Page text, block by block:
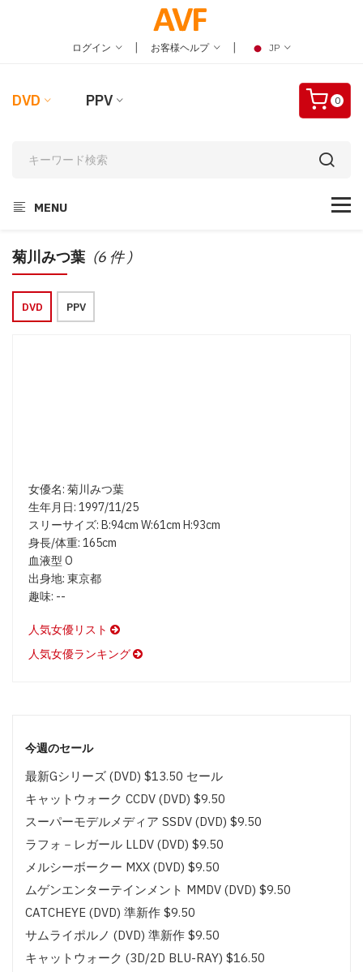
ログイン | お客様ヘルプ | JP
DVD PPV 0
MENU
菊川みつ葉 (6 件 )
DVD PPV
女優名: 菊川みつ葉
生年月日: 1997/11/25
スリーサイズ: B:94cm W:61cm H:93cm
身長/体重: 165cm
血液型 O
出身地: 東京都
趣味: --
人気女優リスト
人気女優ランキング
今週のセール
最新Gシリーズ (DVD) $13.50 セール
キャットウォーク CCDV (DVD) $9.50
スーパーモデルメディア SSDV (DVD) $9.50
ラフォ－レガール LLDV (DVD) $9.50
メルシーボークー MXX (DVD) $9.50
ムゲンエンターテインメント MMDV (DVD) $9.50
CATCHEYE (DVD) 準新作 $9.50
サムライポルノ (DVD) 準新作 $9.50
キャットウォーク (3D/2D BLU-RAY) $16.50